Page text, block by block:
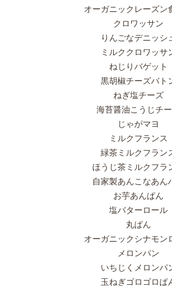
オーガニックレーズン
クロワッサン
りんごなデニッシ
ミルククロワッサ
ねじりバゲット
黒胡椒チーズバト
ねぎ塩チーズ
海苔醤油こうじチ
じゃがマヨ
ミルクフランス
緑茶ミルクフラン
ほうじ茶ミルクフラ
自家製あんこなあん
お芋あんぱん
塩バターロール
丸ぱん
オーガニックシナモン
メロンパン
いちじくメロンパ
玉ねぎゴロゴロぱ